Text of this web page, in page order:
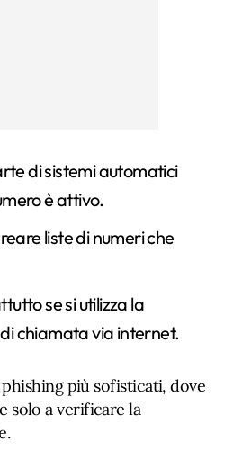
di sistemi automatici
è attivo.
liste di numeri che
se si utilizza la
chiamata via internet.
più sofisticati, dove
solo a verificare la